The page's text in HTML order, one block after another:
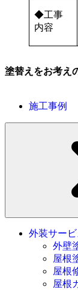
◆工事
内容
塗替えをお考え
施工事例
外装サービ
外壁
屋根
屋根
屋根